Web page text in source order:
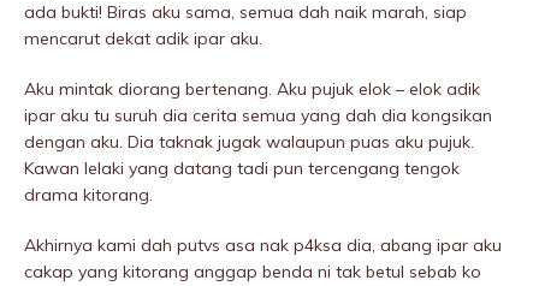
ada bukti! Biras aku sama, semua dah naik marah, siap
mencarut dekat adik ipar aku.
Aku mintak diorang bertenang. Aku pujuk elok – elok adik
ipar aku tu suruh dia cerita semua yang dah dia kongsikan
dengan aku. Dia taknak jugak walaupun puas aku pujuk.
Kawan lelaki yang datang tadi pun tercengang tengok
drama kitorang.
Akhirnya kami dah putvs asa nak p4ksa dia, abang ipar aku
cakap yang kitorang anggap benda ni tak betul sebab ko